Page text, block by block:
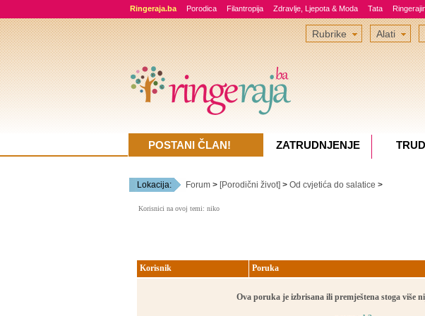
Ringeraja.ba Porodica Filantropija Zdravlje, Ljepota & Moda Tata
Lokacija: Forum> [Porodični život] > Od cvjetića do salatice >
Korisnici na ovoj temi: niko
Korisnik Poruka
Ova poruka je izbrisana ili premještena stoga više
Rubrike Alati
POSTANI ČLAN! ZATRUDNJENJE